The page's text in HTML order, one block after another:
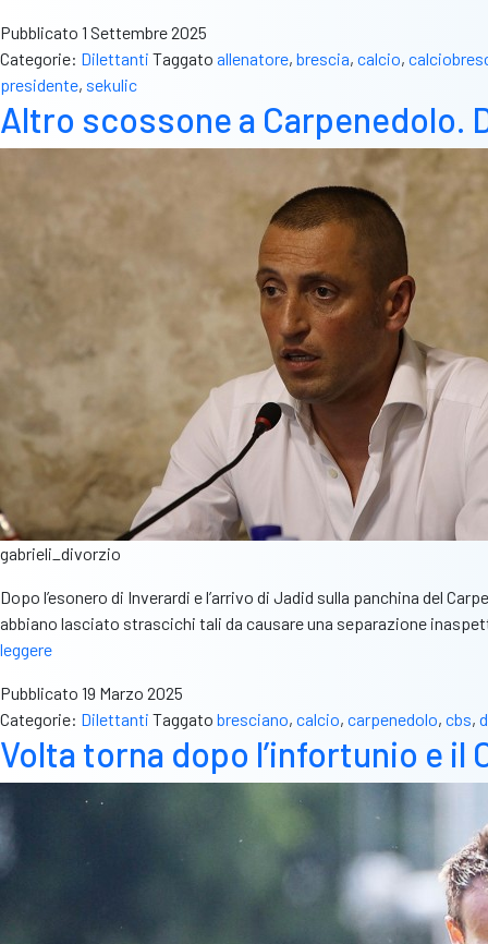
Pubblicato 1 Settembre 2025
Categorie: Dilettanti Taggato allenatore, brescia, calcio,
presidente, sekulic
Altro scossone a Carpenedolo.
gabrieli_divorzio
Dopo l’esonero di Inverardi e l’arrivo di Jadid sulla panchina del
abbiano lasciato strascichi tali da causare una separazione
leggereAltro
a
Carpenedolo.
Divorzio
in
vista
Pubblicato 19 Marzo 2025
Categorie: Dilettanti Taggato bresciano, calcio, carpenedolo, cbs,
Volta torna dopo l’infortunio e il